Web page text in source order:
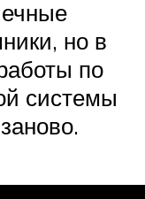
но в
по
системы